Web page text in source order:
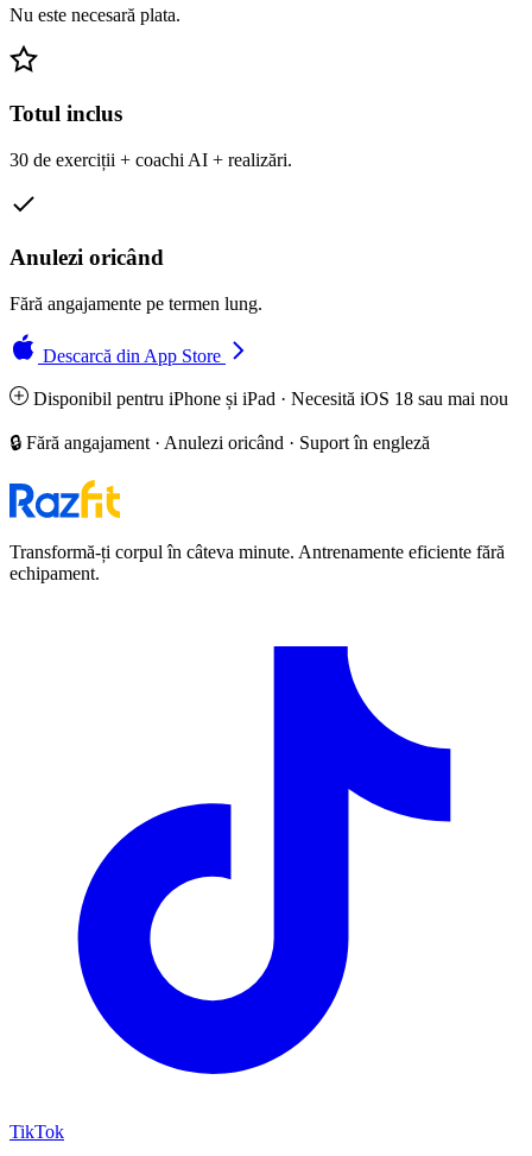
Nu este necesară plata.
Totul inclus
30 de exerciții + coachi AI + realizări.
Anulezi oricând
Fără angajamente pe termen lung.
Descarcă din App Store
Disponibil pentru iPhone și iPad · Necesită iOS 18 sau mai nou
🔒 Fără angajament · Anulezi oricând · Suport în engleză
Transformă-ți corpul în câteva minute. Antrenamente eficiente fără
echipament.
TikTok